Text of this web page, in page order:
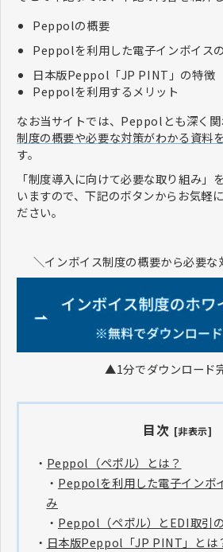
Peppolの概要
Peppolを利用した電子インボイス
日本版Peppol「JP PINT」の特徴
Peppolを利用するメリット
なお当サイトでは、Peppolとも深く関
制度の概要や必要な対策がわかる資料
す。
「制度導入に向けて必要な取り組み」
いますので、下記のボタンからお気軽
ださい。
＼インボイス制度の概要から必要
▲1分でダウンロード
目次 [非表示]
・ Peppol（ペポル）とは？
・ Peppolを利用した電子インボ
み
・ Peppol（ペポル）とEDI取引
・ 日本版Peppol「JP PINT」とは